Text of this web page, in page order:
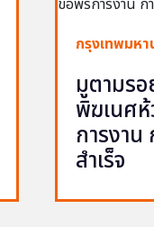
กรุงเทพมห
มูตามรอ
พิฆเนศ
การงาน
สำเร็จ